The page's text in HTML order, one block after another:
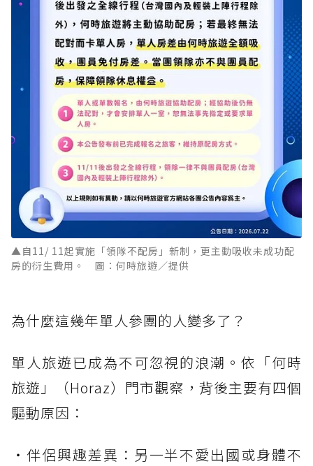
▲自11/ 11起實施「領隊不配房」新制，更主動吸收未成功配
房的衍生費用。 圖：何時旅遊／提供
為什麼這幾年單人參團的人變多了？
單人旅遊已成為不可忽視的浪潮。依「何時
旅遊」（Horaz）門市觀察，背後主要有四個
驅動原因：
・伴侶興趣差異：另一半不愛出國或身體不